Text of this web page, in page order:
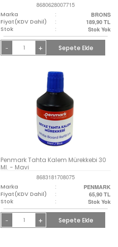
8680628007715
Marka
: BRONS
Fiyat(KDV Dahil) : 189,90 TL
Stok : Stok Yok
- + Sepete Ekle
Penmark Tahta Kalem Mürekkebi 30
Ml. - Mavi
8683181708075
Marka
: PENMARK
Fiyat(KDV Dahil) : 65,90 TL
Stok : Stok Yok
- + Sepete Ekle